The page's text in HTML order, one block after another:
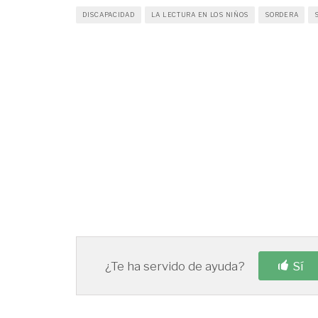
DISCAPACIDAD LA LECTURA EN LOS NIÑOS SORDERA
¿Te ha servido de ayuda? Sí